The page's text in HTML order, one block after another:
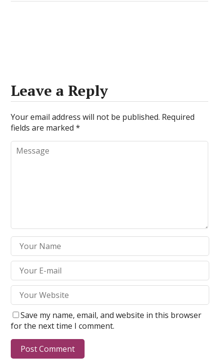
Leave a Reply
Your email address will not be published. Required
fields are marked*
Save my name, email, and website in this browser
for the next time I comment.